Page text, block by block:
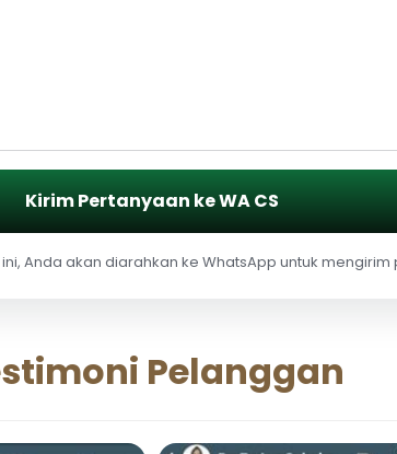
Kirim Pertanyaan ke WA CS
Anda akan diarahkan ke WhatsApp untuk mengirim
Pelanggan